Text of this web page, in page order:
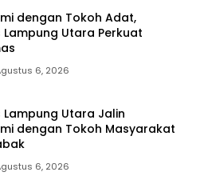
dengan Tokoh Adat,
Lampung Utara Perkuat
6, 2026
Lampung Utara Jalin
dengan Tokoh Masyarakat
6, 2026